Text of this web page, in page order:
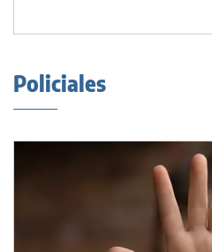
Policiales